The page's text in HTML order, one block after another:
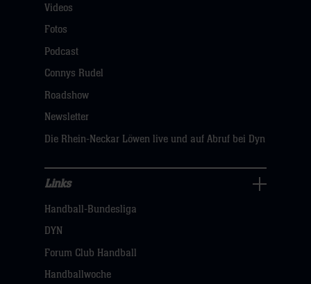
Fans
Navigation
öffnen,
dann
hier
Videos
Fotos
Podcast
Connys Rudel
Roadshow
Newsletter
Die Rhein-Neckar Löwen live und auf Abruf bei Dyn
Navigation
öffnen,
dann
klicken
Links
Handball-Bundesliga
DYN
Forum Club Handball
Handballwoche